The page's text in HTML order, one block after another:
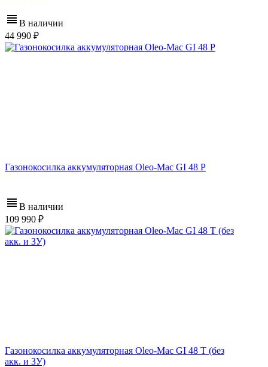
В наличии
44 990
Газонокосилка аккумуляторная Oleo-Mac GI 48 P
В наличии
109 990
Газонокосилка аккумуляторная Oleo-Mac GI 48 T (без
акк. и ЗУ)